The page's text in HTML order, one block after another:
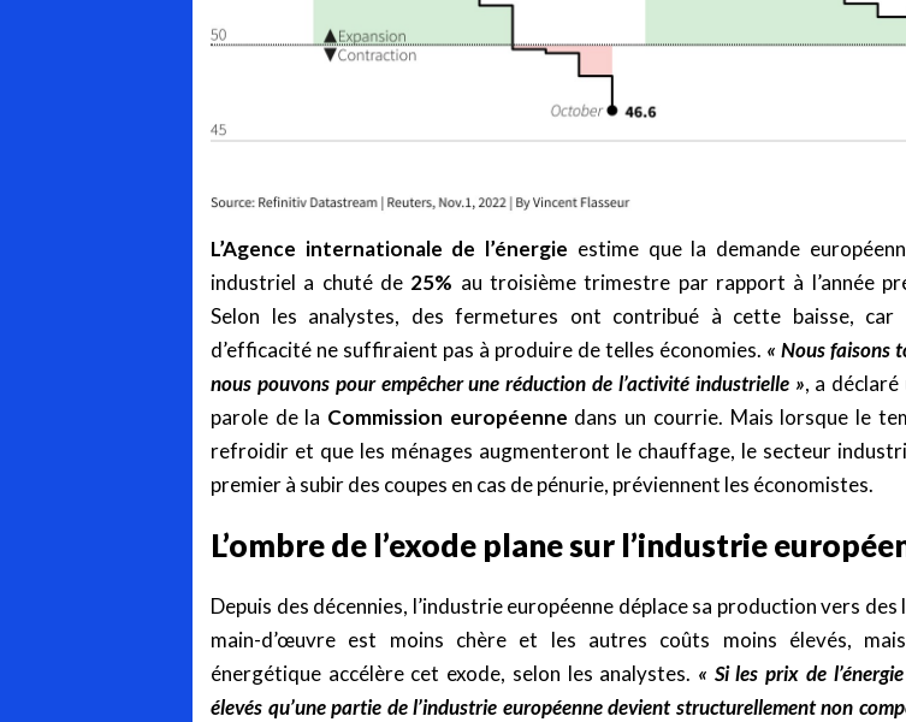
L’Agence internationale de l’énergie estime que la demande
industriel a chuté de 25% au troisième trimestre par rapport à l’année
Selon les analystes, des fermetures ont contribué à cette baisse, car
d’efficacité ne suffiraient pas à produire de telles économies. « Nous faisons
nous pouvons pour empêcher une réduction de l’activité industrielle », a
parole de la Commission européenne dans un courrie. Mais lorsque le
refroidir et que les ménages augmenteront le chauffage, le secteur
premier à subir des coupes en cas de pénurie, préviennent les économistes.
L’ombre de l’exode plane sur l’industrie
Depuis des décennies, l’industrie européenne déplace sa production vers des
main-d’œuvre est moins chère et les autres coûts moins élevés,
énergétique accélère cet exode, selon les analystes. « Si les prix de
élevés qu’une partie de l’industrie européenne devient structurellement non